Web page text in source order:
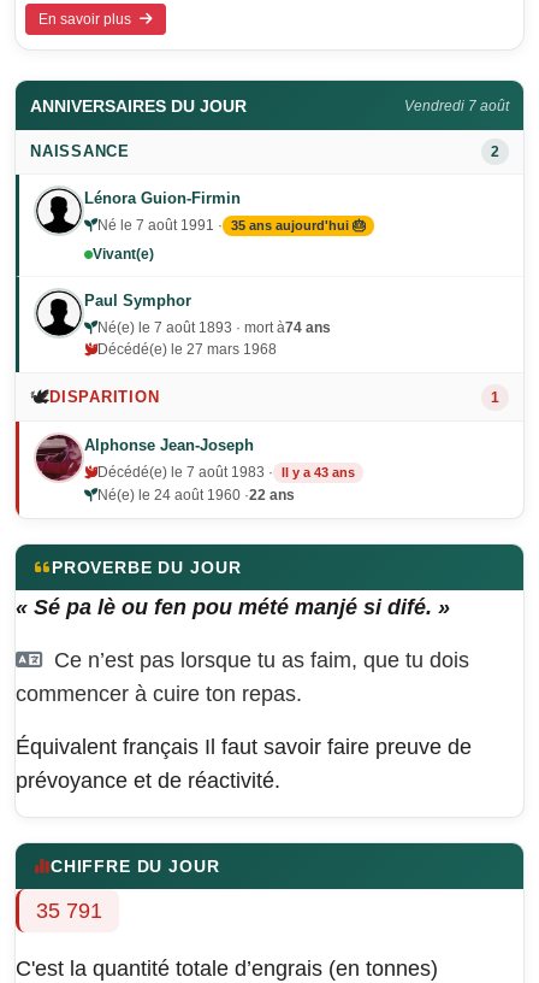
En savoir plus
ANNIVERSAIRES DU JOUR Vendredi 7 août
NAISSANCE 2
Lénora Guion-Firmin
Né le 7 août 1991 · 35 ans aujourd'hui 🎂
Vivant(e)
Paul Symphor
Né(e) le 7 août 1893 · mort à74 ans
Décédé(e) le 27 mars 1968
🕊️DISPARITION 1
Alphonse Jean-Joseph
Décédé(e) le 7 août 1983 · Il y a 43 ans
Né(e) le 24 août 1960 ·22 ans
PROVERBE DU JOUR
« Sé pa lè ou fen pou mété manjé si difé. »
Ce n’est pas lorsque tu as faim, que tu dois
commencer à cuire ton repas.
Équivalent français Il faut savoir faire preuve de
prévoyance et de réactivité.
CHIFFRE DU JOUR
35 791
C'est la quantité totale d’engrais (en tonnes)